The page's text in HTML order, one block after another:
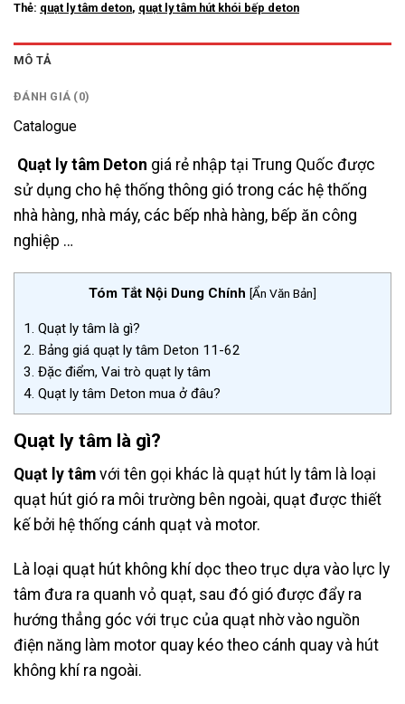
Thẻ: quạt ly tâm deton, quạt ly tâm hút khói bếp deton
MÔ TẢ
ĐÁNH GIÁ (0)
Catalogue
Quạt ly tâm Deton giá rẻ nhập tại Trung Quốc được
sử dụng cho hệ thống thông gió trong các hệ thống
nhà hàng, nhà máy, các bếp nhà hàng, bếp ăn công
nghiệp …
Tóm Tắt Nội Dung Chính [Ẩn Văn Bản]
1. Quạt ly tâm là gì?
2. Bảng giá quạt ly tâm Deton 11-62
3. Đặc điểm, Vai trò quạt ly tâm
4. Quạt ly tâm Deton mua ở đâu?
Quạt ly tâm là gì?
Quạt ly tâm với tên gọi khác là quạt hút ly tâm là loại
quạt hút gió ra môi trường bên ngoài, quạt được thiết
kế bởi hệ thống cánh quạt và motor.
Là loại quạt hút không khí dọc theo trục dựa vào lực ly
tâm đưa ra quanh vỏ quạt, sau đó gió được đẩy ra
hướng thẳng góc với trục của quạt nhờ vào nguồn
điện năng làm motor quay kéo theo cánh quay và hút
không khí ra ngoài.